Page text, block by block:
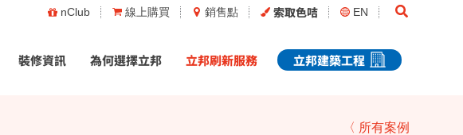
nClub 線上購買 銷售點 索取色咭 EN Search
裝修資訊 為何選擇立邦 立邦刷新服務 立邦建築工程
〈 所有案例